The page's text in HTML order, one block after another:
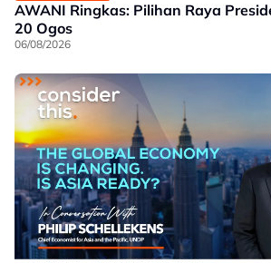
AWANI Ringkas: Pilihan Raya
20 Ogos
06/08/2026